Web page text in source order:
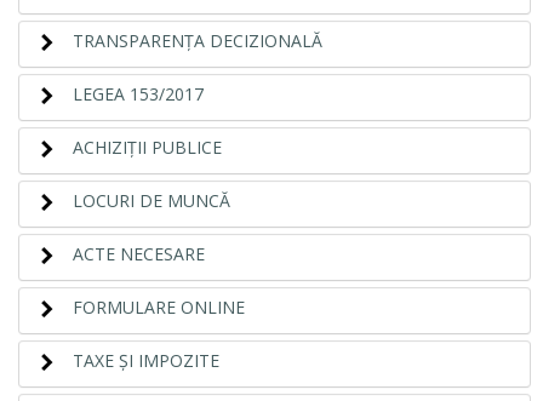
TRANSPARENŢA DECIZIONALĂ
LEGEA 153/2017
ACHIZIŢII PUBLICE
LOCURI DE MUNCĂ
ACTE NECESARE
FORMULARE ONLINE
TAXE ŞI IMPOZITE